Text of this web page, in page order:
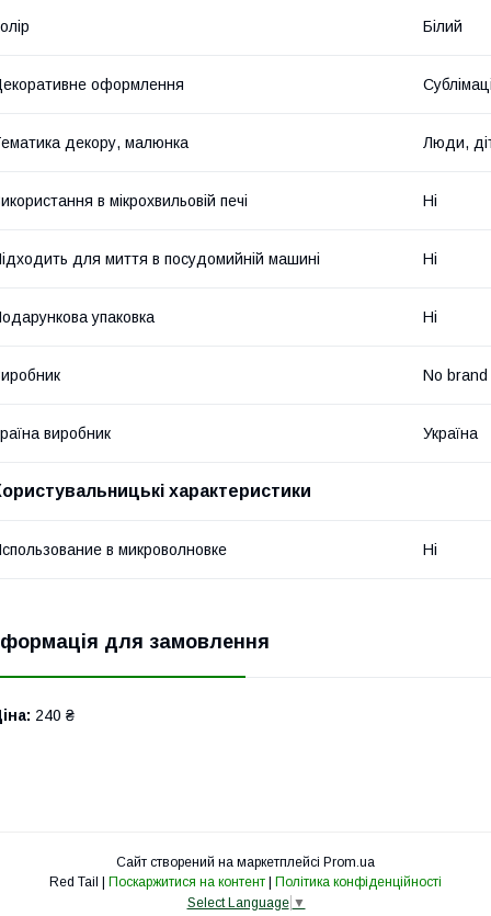
Білий
оформлення
декору, малюнка Люди,
в мікрохвильовій печі Ні
для миття в посудомийній машині Ні
упаковка Ні
No brand
виробник Україна
характеристики
в микроволновке Ні
для замовлення
240 ₴
Сайт створений на маркетплейсі Prom.ua
Red Tail | Поскаржитися на контент | Політика конфіденційності
Select Language ▼